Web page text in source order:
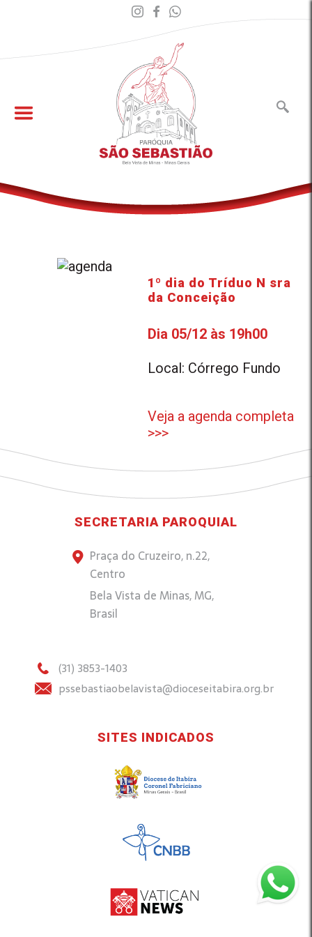
1º dia do Tríduo N sra
da Conceição
Dia 05/12 às 19h00
Local: Córrego Fundo
Veja a agenda completa
>>>
SECRETARIA PAROQUIAL
Praça do Cruzeiro, n.22,
Centro
Bela Vista de Minas, MG,
Brasil
(31) 3853-1403
pssebastiaobelavista@dioceseitabira.org.br
SITES INDICADOS